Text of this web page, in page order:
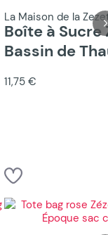
La Maison de la
Boîte à Sucre
Bassin de
11,75 €